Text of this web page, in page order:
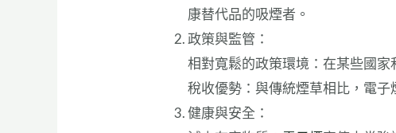
康替代品的吸煙者。
政策與監管：
相對寬鬆的政策環境：在某些國家
稅收優勢：與傳統煙草相比，電
健康與安全：